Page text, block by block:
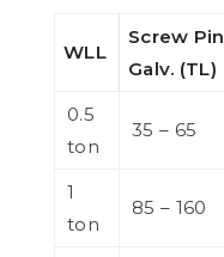
WLL
Screw Pin
Galv. (TL)
0.5
ton
35 – 65
1
ton
85 – 160